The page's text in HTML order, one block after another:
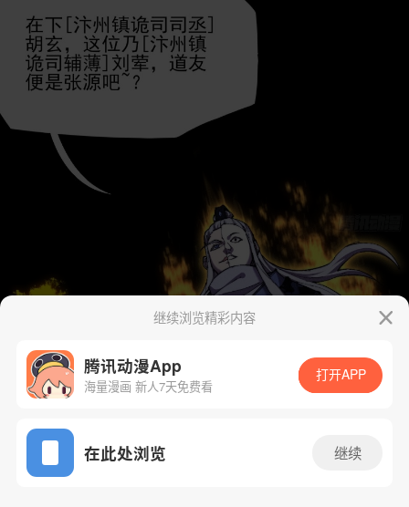
App免费看
继续浏览精彩内容
腾讯动漫App
海量漫画 新人7天免费看
打开APP
在此处浏览 继续